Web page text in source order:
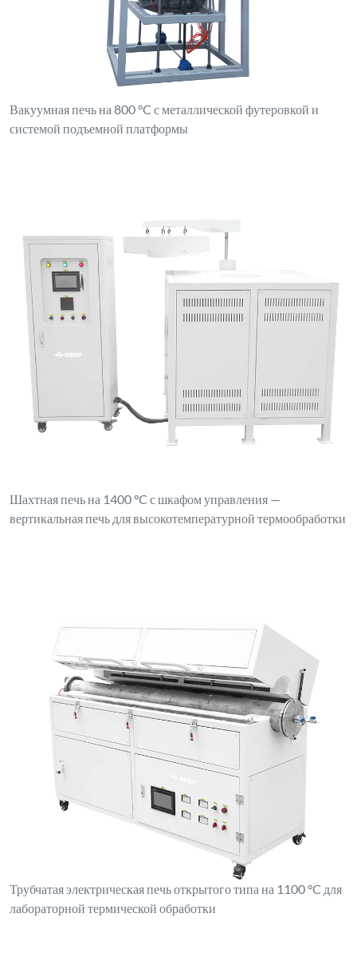
Вакуумная печь на 800 °C с металлической футеровкой и
системой подъемной платформы
Шахтная печь на 1400 °C с шкафом управления —
вертикальная печь для высокотемпературной термообработки
Трубчатая электрическая печь открытого типа на 1100 °C для
лабораторной термической обработки